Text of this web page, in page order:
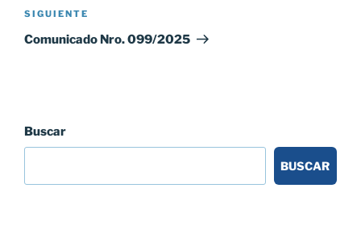
Siguiente
entrada
SIGUIENTE
Comunicado Nro. 099/2025
Buscar
BUSCAR